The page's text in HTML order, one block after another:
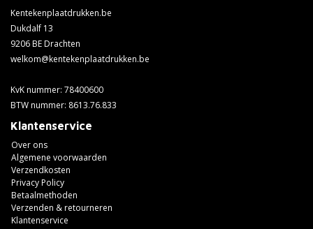
Kentekenplaatdrukken.be
Dukdalf 13
9206 BE Drachten
welkom@kentekenplaatdrukken.be
KvK nummer: 78400600
BTW nummer: 8613.76.833
Klantenservice
Over ons
Algemene voorwaarden
Verzendkosten
Privacy Policy
Betaalmethoden
Verzenden & retourneren
Klantenservice